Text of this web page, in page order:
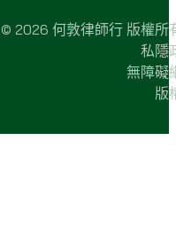
© 2026 何敦律師行 版權所
私隱
無障礙
版